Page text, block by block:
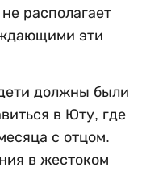
располагает
эти
должны были
в Юту, где
с отцом.
в жестоком